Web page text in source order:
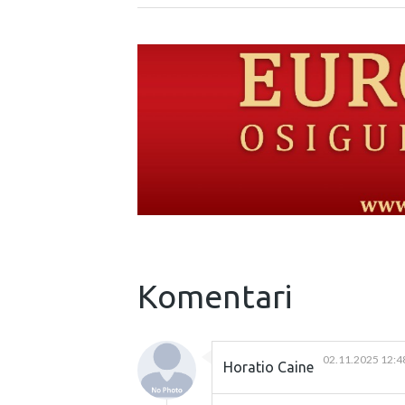
Komentari
Horatio Caine 02.11.2025